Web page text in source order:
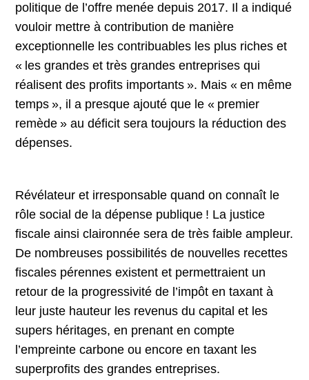
politique de l’offre menée depuis 2017. Il a indiqué
vouloir mettre à contribution de manière
exceptionnelle les contribuables les plus riches et
« les grandes et très grandes entreprises qui
réalisent des profits importants ». Mais « en même
temps », il a presque ajouté que le « premier
remède » au déficit sera toujours la réduction des
dépenses.
Révélateur et irresponsable quand on connaît le
rôle social de la dépense publique ! La justice
fiscale ainsi claironnée sera de très faible ampleur.
De nombreuses possibilités de nouvelles recettes
fiscales pérennes existent et permettraient un
retour de la progressivité de l’impôt en taxant à
leur juste hauteur les revenus du capital et les
supers héritages, en prenant en compte
l’empreinte carbone ou encore en taxant les
superprofits des grandes entreprises.